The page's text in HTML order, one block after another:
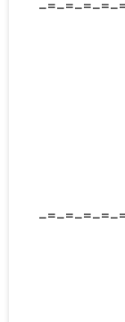
-=-=-=-=-
-=-=-=-=-